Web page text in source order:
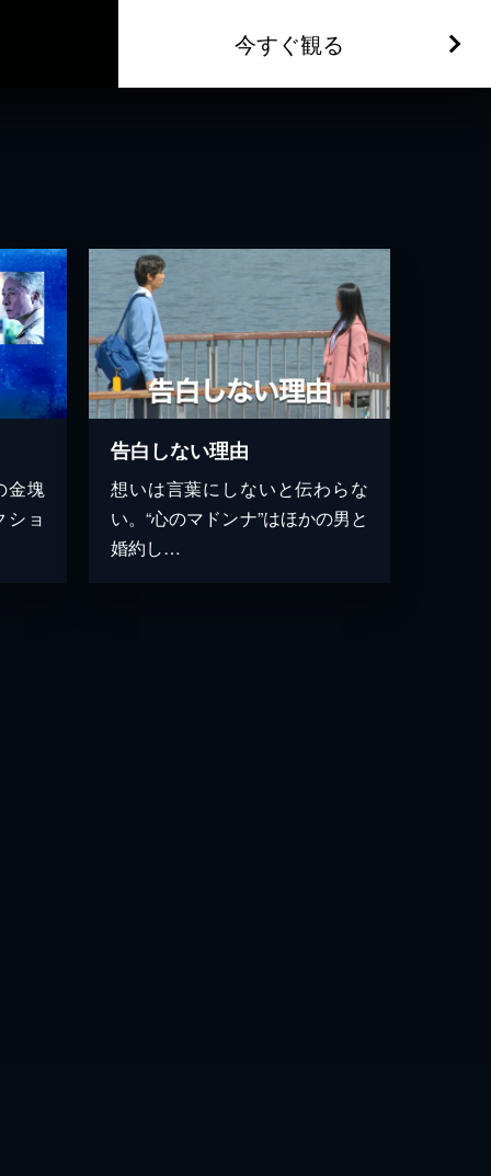
今すぐ観る
金塊
ショ
告白しない理由
想いは言葉にしないと伝わらな
い。“心のマドンナ”はほかの男と
婚約し…